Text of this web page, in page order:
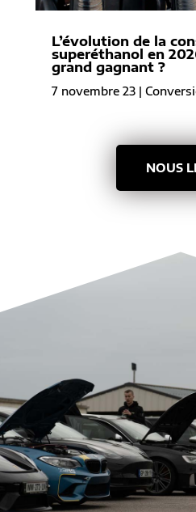
L’évolution de la
superéthanol en
grand gagnant ?
7 novembre 23|
NOUS